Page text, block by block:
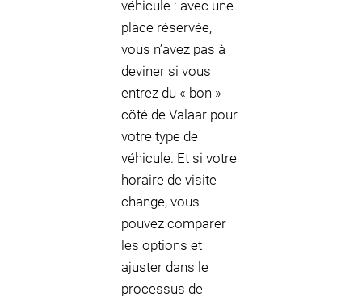
véhicule : avec une
place réservée,
vous n’avez pas à
deviner si vous
entrez du « bon »
côté de Valaar pour
votre type de
véhicule. Et si votre
horaire de visite
change, vous
pouvez comparer
les options et
ajuster dans le
processus de